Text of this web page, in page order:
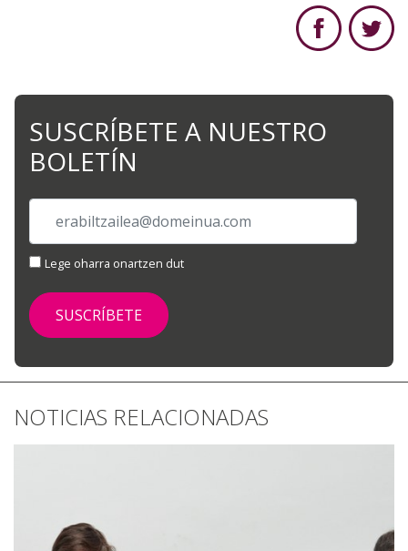
SUSCRÍBETE A NUESTRO
BOLETÍN
Lege oharra onartzen dut
NOTICIAS RELACIONADAS